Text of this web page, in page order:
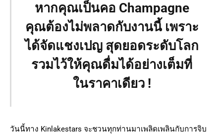
หากคุณเป็นคอ Champagne
คุณต้องไม่พลาดกับงานนี้ เพราะ
ได้จัดแชงเปญ สุดยอดระดับโลก
รวมไว้ให้คุณดื่มได้อย่างเต็มที่
ในราคาเดียว !
วันนี้ทาง Kinlakestars จะชวนทุกท่านมาเพลิดเพลินกับการจิบ